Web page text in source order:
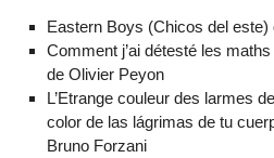
Eastern Boys (Chicos del este)
Comment j’ai détesté les
de Olivier Peyon
L’Etrange couleur des larmes
color de las lágrimas de tu
Bruno Forzani